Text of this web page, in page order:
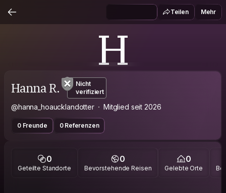
Teilen Mehr
H
Hanna R.
Nicht
verifiziert
@hanna_hoaucklandotter Mitglied seit 2026
0 Freunde 0 Referenzen
0
Geteilte Standorte
0
Bevorstehende Reisen
0
Gelebte Orte